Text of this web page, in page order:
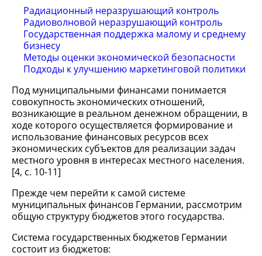
Радиационный неразрушающий контроль
Радиоволновой неразрушающий контроль
Государственная поддержка малому и среднему
бизнесу
Методы оценки экономической безопасности
Подходы к улучшению маркетинговой политики
Под муниципальными финансами понимается
совокупность экономических отношений,
возникающие в реальном денежном обращении, в
ходе которого осуществляется формирование и
использование финансовых ресурсов всех
экономических субъектов для реализации задач
местного уровня в интересах местного населения.
[4, с. 10-11]
Прежде чем перейти к самой системе
муниципальных финансов Германии, рассмотрим
общую структуру бюджетов этого государства.
Система государственных бюджетов Германии
состоит из бюджетов: